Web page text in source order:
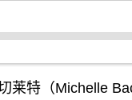
莱特（Michelle